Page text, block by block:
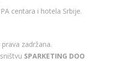
centara i hotela Srbije.
zadržana.
SPARKETING DOO